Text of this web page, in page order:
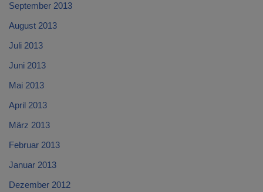
September 2013
August 2013
Juli 2013
Juni 2013
Mai 2013
April 2013
März 2013
Februar 2013
Januar 2013
Dezember 2012